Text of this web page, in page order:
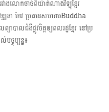
ងលោកថាច់ពីយ៉ាតំណាងវិទ្យុខ្មែរ
ឍនា កែវ ប្រធានសមាគមBuddha
បាលជំងឺផ្លូវចិត្តឲ្យពលរដ្ឋខ្មែរ នៅប្រ​
ច្ចុប្បន្ន៖